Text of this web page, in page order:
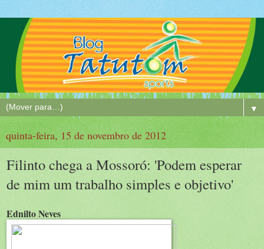
▼
quinta-feira, 15 de novembro de 2012
Filinto chega a Mossoró: 'Podem esperar
de mim um trabalho simples e objetivo'
Ednilto Neves